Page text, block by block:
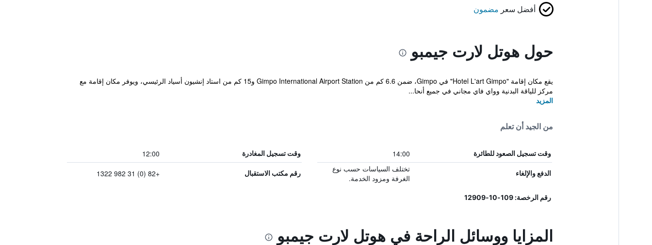
أفضل سعر مضمون
حول هوتل لارت جيمبو
يقع مكان إقامة "Hotel L'art Gimpo" في Gimpo، ضمن 6.6 كم من Gimpo International Airport Station و15 كم من استاد إنشيون أسياد الرئيسي، ويوفر مكان إقامة مع
مركز للياقة البدنية وواي فاي مجاني في جميع أنحا...
المزيد
من الجيد أن تعلم
وقت تسجيل الصعود للطائرة 14:00 وقت تسجيل المغادرة 12:00
الدفع والإلغاء
تختلف السياسات حسب نوع
الغرفة ومزود الخدمة.
رقم مكتب الاستقبال +82 (0) 31 982 1322
رقم الرخصة: 109-10-12909
المزايا ووسائل الراحة في هوتل لارت جيمبو